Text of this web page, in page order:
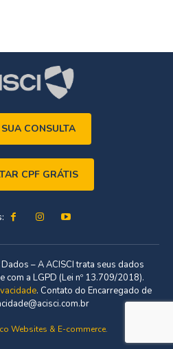
CONSULTA
CPF GRÁTIS
– A ACISCI trata seus dados
a LGPD (Lei nº 13.709/2018).
. Contato do Encarregado de
Websites & E-commerce.